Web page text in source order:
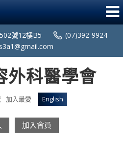
號12樓B5
(07)392-9924
加入最愛 English
加入會員